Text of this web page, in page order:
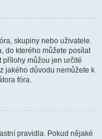
skupiny nebo uživatele.
do kterého můžete posílat
přílohy můžou jen určité
jakého důvodu nemůžete k
fóra.
pravidla. Pokud nějaké